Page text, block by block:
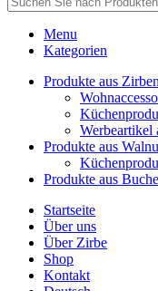
Menu
Kategorien
Produkte aus
Werbeartikel
Produkte aus
Produkte aus
Startseite
Über uns
Über Zirbe
Shop
Kontakt